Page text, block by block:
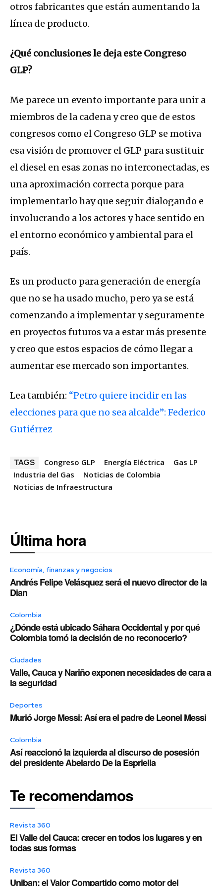
otros fabricantes que están aumentando la
línea de producto.
¿Qué conclusiones le deja este Congreso
GLP?
Me parece un evento importante para unir a
miembros de la cadena y creo que de estos
congresos como el Congreso GLP se motiva
esa visión de promover el GLP para sustituir
el diesel en esas zonas no interconectadas, es
una aproximación correcta porque para
implementarlo hay que seguir dialogando e
involucrando a los actores y hace sentido en
el entorno económico y ambiental para el
país.
Es un producto para generación de energía
que no se ha usado mucho, pero ya se está
comenzando a implementar y seguramente
en proyectos futuros va a estar más presente
y creo que estos espacios de cómo llegar a
aumentar ese mercado son importantes.
Lea también: “Petro quiere incidir en las
elecciones para que no sea alcalde”: Federico
Gutiérrez
TAGS Congreso GLP Energía Eléctrica
Gas LP
Industria del Gas
Noticias de Colombia
Noticias de Infraestructura
Última hora
Economía, finanzas y negocios
Andrés Felipe Velásquez será el nuevo director de la
Dian
Colombia
¿Dónde está ubicado Sáhara Occidental y por qué
Colombia tomó la decisión de no reconocerlo?
Ciudades
Valle, Cauca y Nariño exponen necesidades de cara a
la seguridad
Deportes
Murió Jorge Messi: Así era el padre de Leonel Messi
Colombia
Así reaccionó la izquierda al discurso de posesión
del presidente Abelardo De la Espriella
Te recomendamos
Revista 360
El Valle del Cauca: crecer en todos los lugares y en
todas sus formas
Revista 360
Uniban: el Valor Compartido como motor del